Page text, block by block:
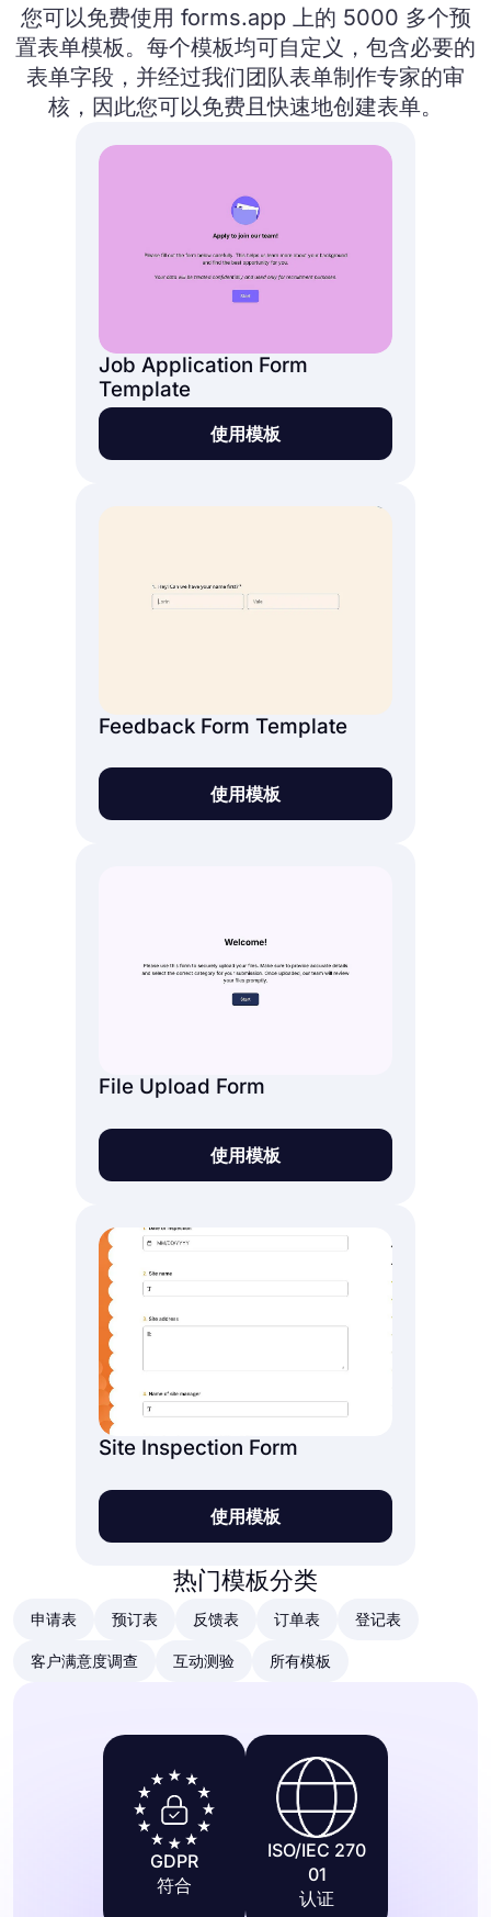
您可以免费使用 forms.app 上的 5000 多个预
置表单模板。每个模板均可自定义，包含必要的
表单字段，并经过我们团队表单制作专家的审
核，因此您可以免费且快速地创建表单。
Job Application Form
Template
使用模板
Feedback Form Template
使用模板
File Upload Form
使用模板
Site Inspection Form
使用模板
热门模板分类
申请表 预订表 反馈表 订单表 登记表
客户满意度调查 互动测验 所有模板
GDPR
符合
ISO/IEC 270
01
认证